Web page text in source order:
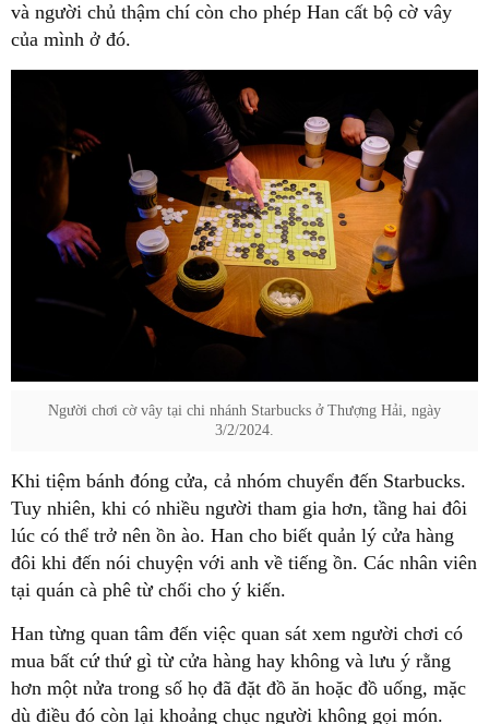
và người chủ thậm chí còn cho phép Han cất bộ cờ vây
của mình ở đó.
Người chơi cờ vây tại chi nhánh Starbucks ở Thượng Hải, ngày
3/2/2024.
Khi tiệm bánh đóng cửa, cả nhóm chuyển đến Starbucks.
Tuy nhiên, khi có nhiều người tham gia hơn, tầng hai đôi
lúc có thể trở nên ồn ào. Han cho biết quản lý cửa hàng
đôi khi đến nói chuyện với anh về tiếng ồn. Các nhân viên
tại quán cà phê từ chối cho ý kiến.
Han từng quan tâm đến việc quan sát xem người chơi có
mua bất cứ thứ gì từ cửa hàng hay không và lưu ý rằng
hơn một nửa trong số họ đã đặt đồ ăn hoặc đồ uống, mặc
dù điều đó còn lại khoảng chục người không gọi món.